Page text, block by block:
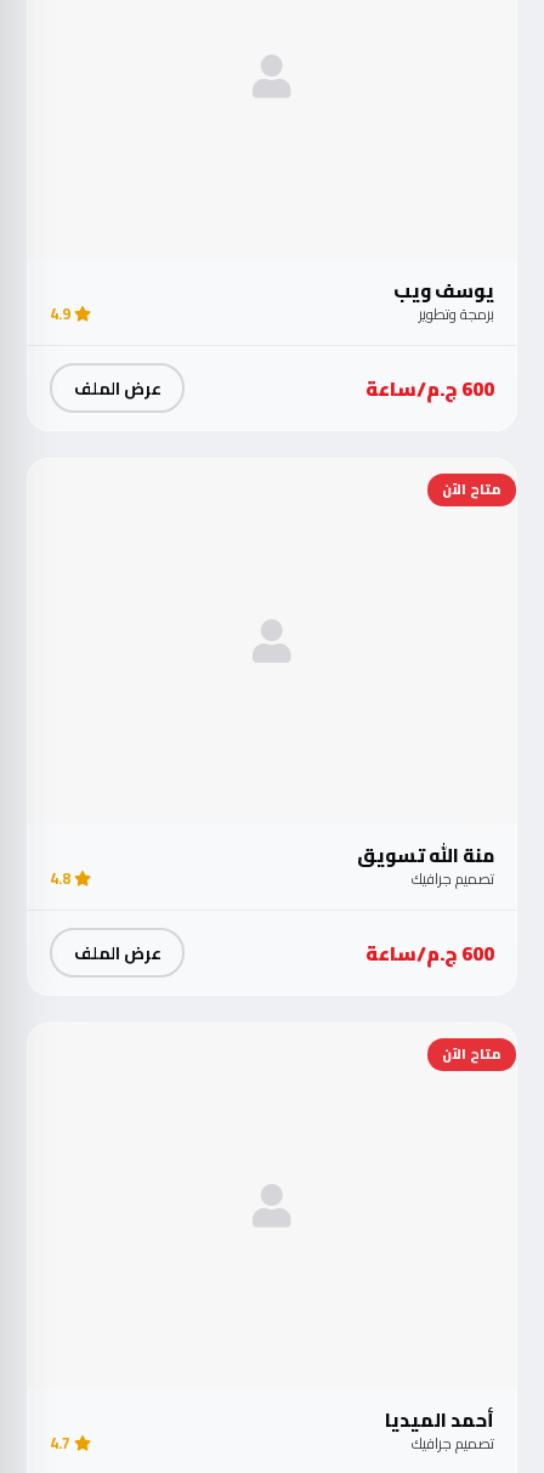
يوسف ويب
برمجة وتطوير 4.9
600 ج.م/ساعة عرض الملف
متاح الآن
منة الله تسويق
تصميم جرافيك 4.8
600 ج.م/ساعة عرض الملف
متاح الآن
أحمد الميديا
تصميم جرافيك 4.7